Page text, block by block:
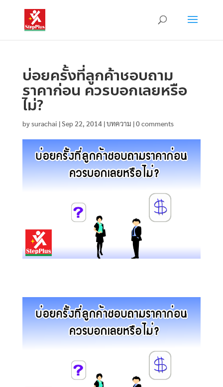
บ่อยครั้งที่ลูกค้าชอบถาม
ราคาก่อน ควรบอกเลยหรือ
ไม่?
bysurachai |Sep 22, 2014|บทความ |0 comments